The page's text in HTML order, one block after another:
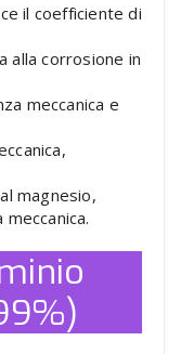
il coefficiente di
alla corrosione in
meccanica e
magnesio,